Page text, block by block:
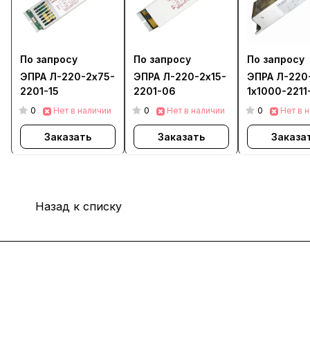
По запросу
ЭПРА Л-220-2х75-
2201-15
0 Нет в наличии
Заказать
По запросу
ЭПРА Л-220-2х15-
2201-06
0 Нет в наличии
Заказать
По запросу
ЭПРА Л-
1х1000-
0 Нет в
Назад к списку